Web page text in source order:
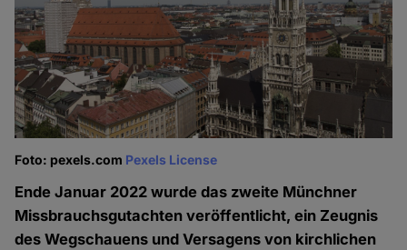
Foto: pexels.com Pexels License
Ende Januar 2022 wurde das zweite Münchner
Missbrauchsgutachten veröffentlicht, ein Zeugnis
des Wegschauens und Versagens von kirchlichen